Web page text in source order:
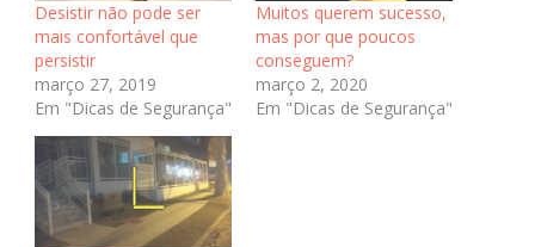
Desistir não pode ser
mais confortável que
persistir
março 27, 2019
Em "Dicas de Segurança"
Muitos querem sucesso,
mas por que poucos
conseguem?
março 2, 2020
Em "Dicas de Segurança"